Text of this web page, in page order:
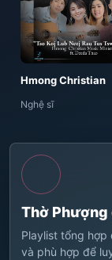
Hmong Christian
Nghệ sĩ
Thờ
Playlist tổng
và phù hợp để